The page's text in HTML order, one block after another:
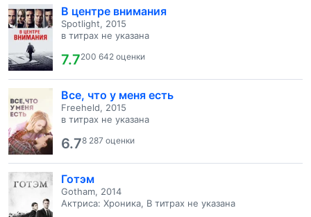
В центре внимания
Spotlight, 2015
в титрах не указана
7.7200 642 оценки
Все, что у меня есть
Freeheld, 2015
в титрах не указана
6.78 287 оценки
Готэм
Gotham, 2014
Актриса: Хроника, В титрах не указана